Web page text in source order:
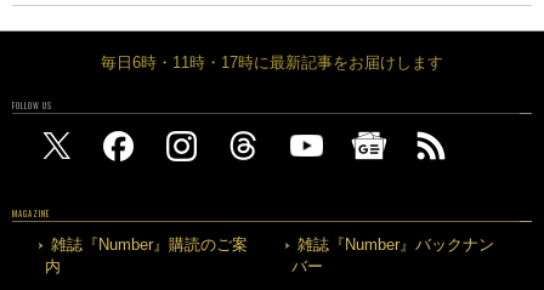
毎日6時・11時・17時に最新記事をお届けします
FOLLOW US
MAGAZINE
雑誌『Number』購読のご案
内
雑誌『Number』バックナン
バー